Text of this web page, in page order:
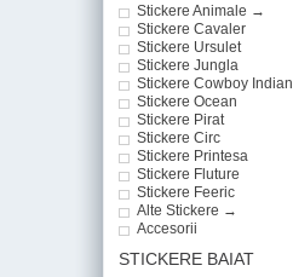
Stickere Animale →
Stickere Cavaler
Stickere Ursulet
Stickere Jungla
Stickere Cowboy Indian
Stickere Ocean
Stickere Pirat
Stickere Circ
Stickere Printesa
Stickere Fluture
Stickere Feeric
Alte Stickere →
Accesorii
STICKERE BAIAT